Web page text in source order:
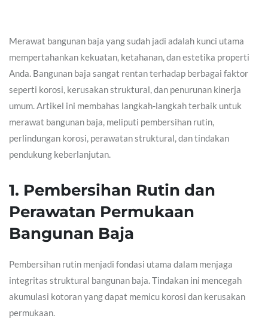
Merawat bangunan baja yang sudah jadi adalah kunci utama
mempertahankan kekuatan, ketahanan, dan estetika properti
Anda. Bangunan baja sangat rentan terhadap berbagai faktor
seperti korosi, kerusakan struktural, dan penurunan kinerja
umum. Artikel ini membahas langkah-langkah terbaik untuk
merawat bangunan baja, meliputi pembersihan rutin,
perlindungan korosi, perawatan struktural, dan tindakan
pendukung keberlanjutan.
1. Pembersihan Rutin dan
Perawatan Permukaan
Bangunan Baja
Pembersihan rutin menjadi fondasi utama dalam menjaga
integritas struktural bangunan baja. Tindakan ini mencegah
akumulasi kotoran yang dapat memicu korosi dan kerusakan
permukaan.